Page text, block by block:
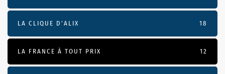
LA CLIQUE D'ALIX 18
LA FRANCE À TOUT PRIX 12